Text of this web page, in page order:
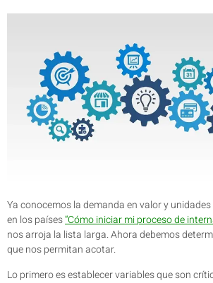
Ya conocemos la demanda en valor y
en los países“Cómo iniciar mi proceso de
nos arroja la lista larga. Ahora debemos
que nos permitan acotar.
Lo primero es establecer variables que son